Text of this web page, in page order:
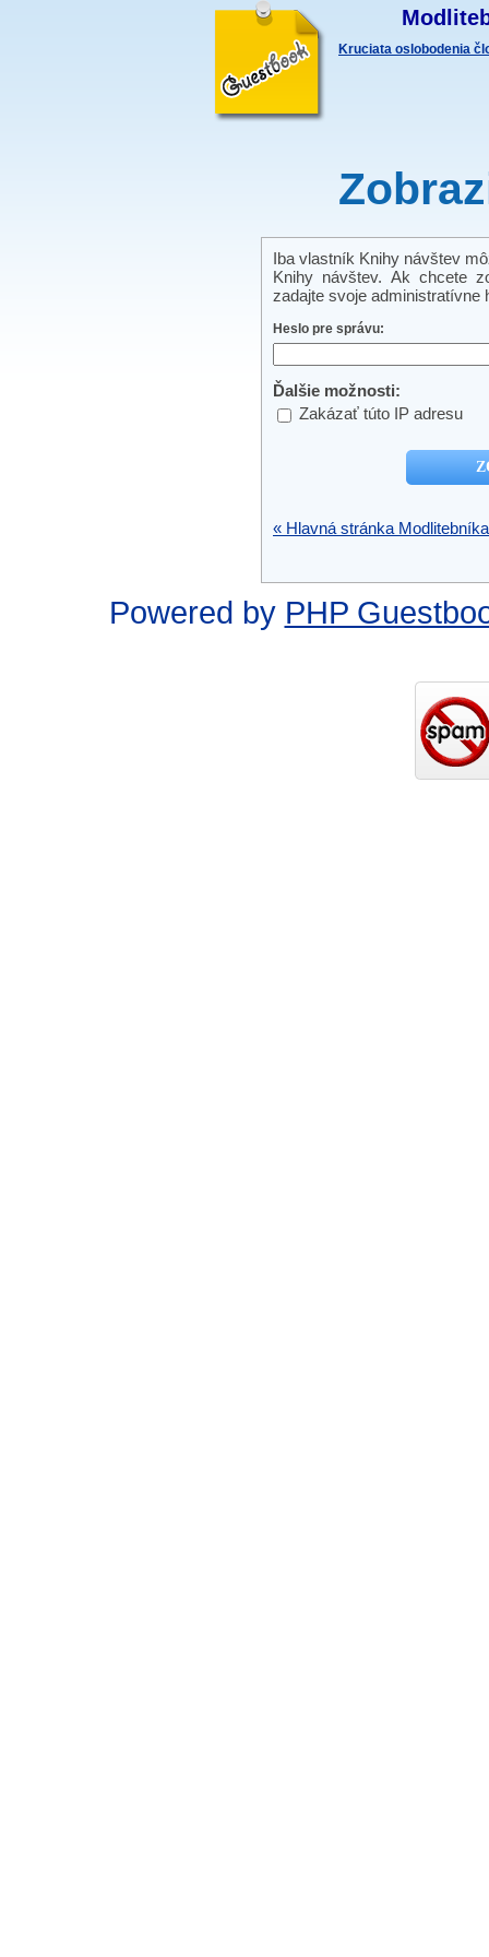
Kruciata oslobodenia
Iba vlastník Knihy návštev
Knihy návštev. Ak chcete
zadajte svoje administratívne
Heslo pre správu:
Ďalšie možnosti:
Zakázať túto IP adresu
« Hlavná stránka Modlitebníka
Powered by PHP